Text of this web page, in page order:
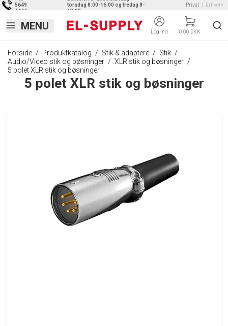
5649
4444
torsdag 8:00-16:00 og fredag 8-
13:00
Privat Erhverv
Log ind 0,00 DKK
Forside / Produktkatalog / Stik & adaptere / Stik /
Audio/Video stik og bøsninger / XLR stik og bøsninger /
5 polet XLR stik og bøsninger
5 polet XLR stik og bøsninger